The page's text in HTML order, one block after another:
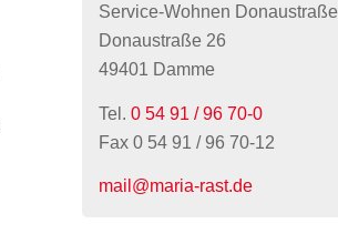
Service-Wohnen Donaustraße
Donaustraße 26
49401 Damme
Tel. 0 54 91 / 96 70-0
Fax 0 54 91 / 96 70-12
mail@maria-rast.de